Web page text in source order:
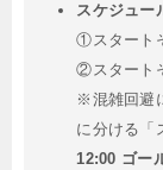
スケジュー
①スタート
②スタート
※混雑回避
に分ける「
12:00 ゴー